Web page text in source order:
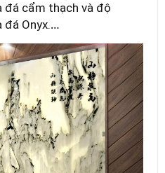
đá cẩm thạch và độ
đá Onyx.…